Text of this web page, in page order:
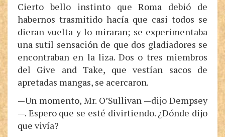
Cierto bello instinto que Roma debió de
habernos trasmitido hacía que casi todos se
dieran vuelta y lo miraran; se experimentaba
una sutil sensación de que dos gladiadores se
encontraban en la liza. Dos o tres miembros
del Give and Take, que vestían sacos de
apretadas mangas, se acercaron.
—Un momento, Mr. O’Sullivan —dijo Dempsey
—. Espero que se esté divirtiendo. ¿Dónde dijo
que vivía?